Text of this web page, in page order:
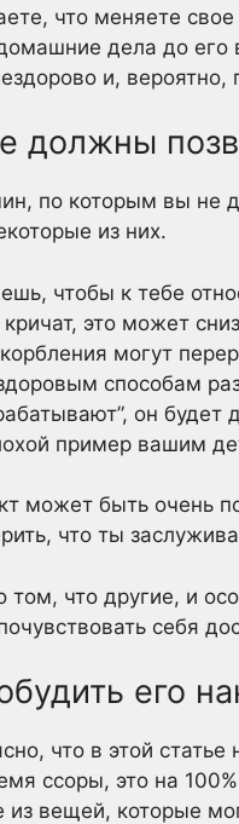
что меняете
дела до
и,
должны
по которым вы не
из них.
чтобы к тебе
это может
могут
способам
он будет
пример вашим
может быть очень
что ты
что другие, и
себя
его
что в этой статье
ссоры, это на
из вещей, которые